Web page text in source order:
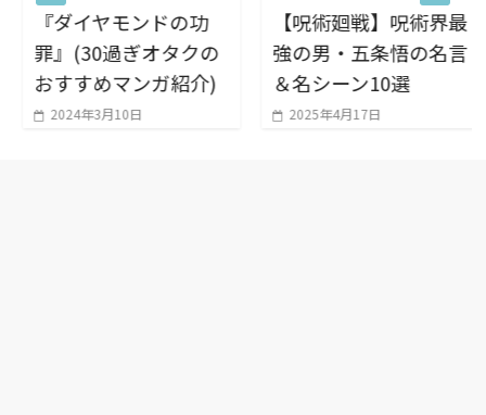
『ダイヤモンドの功
罪』(30過ぎオタクの
おすすめマンガ紹介)
2024年3月10日
【呪術廻戦】呪術界最
強の男・五条悟の名言
＆名シーン10選
2025年4月17日